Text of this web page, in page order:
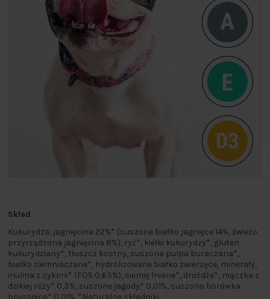
Skład
Kukurydza, jagnięcina 22%* (suszone białko jagnięce 14%, świeżo
przyrządzona jagnięcina 8%), ryż*, kiełki kukurydzy*, gluten
kukurydziany*, tłuszcz kostny, suszona pulpa buraczana*,
białko ziemniaczane*, hydrolizowane białko zwierzęce, minerały,
inulina z cykorii* (FOS 0,63%), siemię lniane*, drożdże*, mączka z
dzikiej róży* 0,3%, suszone jagody* 0,01%, suszona borówka
brusznica* 0,01%. *Naturalne składniki.